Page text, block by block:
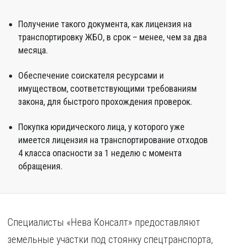
Получение такого документа, как лицензия на
транспортировку ЖБО, в срок – менее, чем за два
месяца.
Обеспечение соискателя ресурсами и
имуществом, соответствующими требованиям
закона, для быстрого прохождения проверок.
Покупка юридического лица, у которого уже
имеется лицензия на транспортирование отходов
4 класса опасности за 1 неделю с момента
обращения.
Специалисты «Нева Консалт» предоставляют
земельные участки под стоянку спецтранспорта,